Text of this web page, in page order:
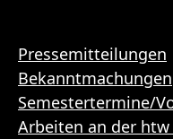
Pressemitteilungen
Bekanntmachungen
Semestertermine/
Arbeiten an der htw